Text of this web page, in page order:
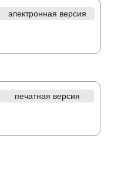
электронная версия
печатная версия